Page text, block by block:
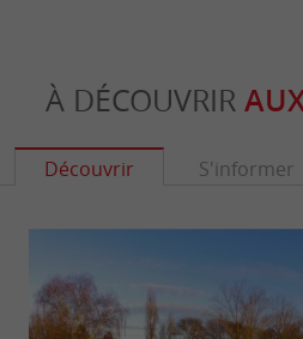
À DÉCOUVRIR
Découvrir S'informer